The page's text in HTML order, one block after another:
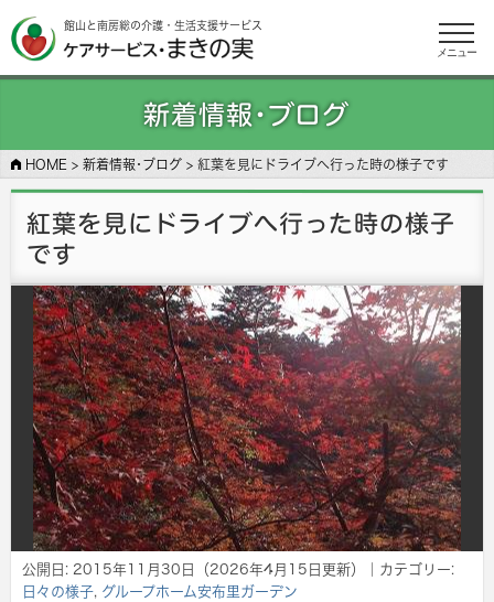
館山と南房総の介護・生活支援サービス
メニュー
新着情報･ブログ
HOME > 新着情報･ブログ > 紅葉を見にドライブへ行った時の様子です
紅葉を見にドライブへ行った時の様子
です
公開日: 2015年11月30日 （2026年4月15日更新）
｜カテゴリー:
日々の様子, グループホーム安布里ガーデン